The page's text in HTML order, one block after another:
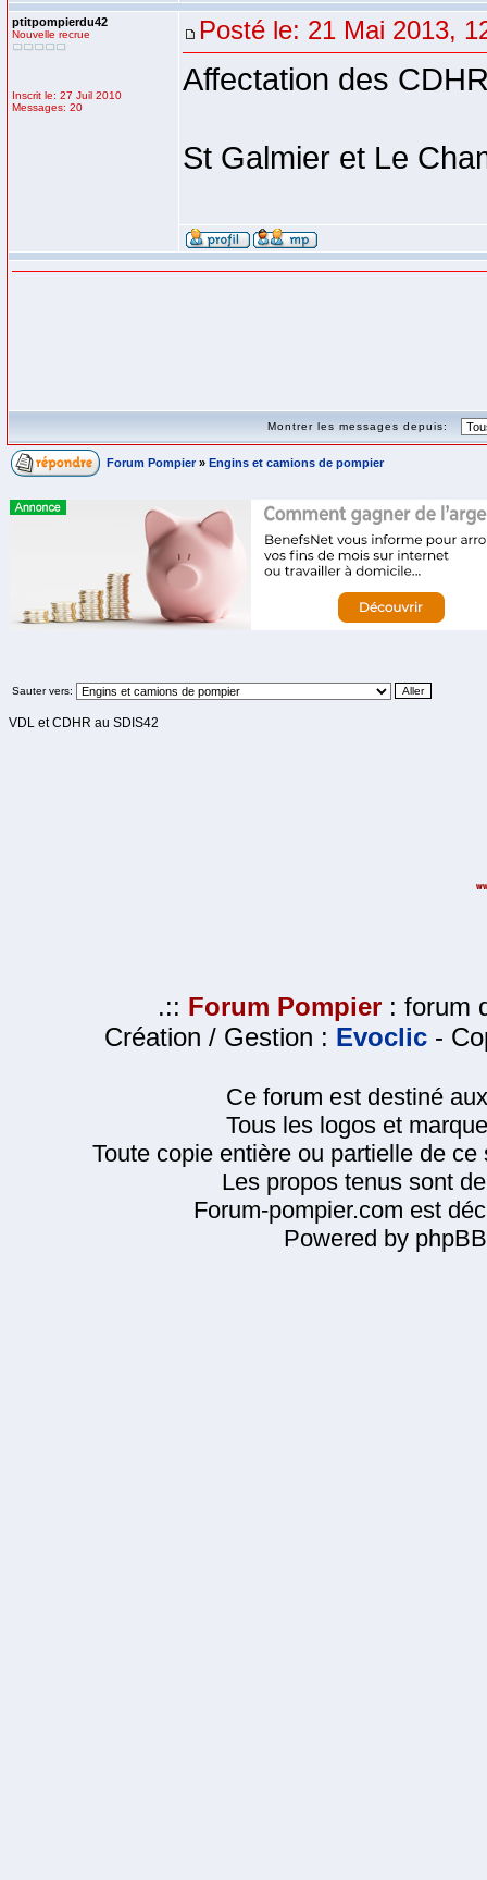
ptitpompierdu42
Nouvelle recrue
Inscrit le: 27 Juil 2010
Messages: 20
Posté le: 21 Mai 2013,
Affectation des
St Galmier et Le
Montrer les messages depuis:
Forum Pompier » Engins et camions de pompier
Sauter vers:
VDL et CDHR au SDIS42
.:: Forum Pompier : forum
Création / Gestion : Evoclic -
Ce forum est destiné
Tous les logos et
Toute copie entière ou partielle de
Les propos tenus sont
Forum-pompier.com est
Powered by